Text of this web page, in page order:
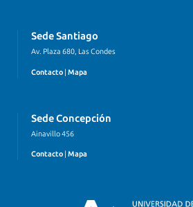
Sede Santiago
Av. Plaza 680, Las Condes
Contacto | Mapa
Sede Concepción
Ainavillo 456
Contacto Mapa